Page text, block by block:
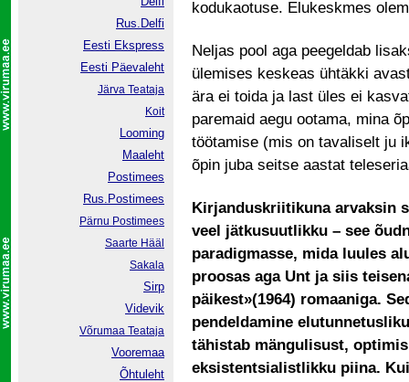
kodukaotuse. Elukeskmes
Neljas pool aga peegeldab
ülemises keskeas ühtäkki
ära ei toida ja last üles ei
paremaid aegu ootama, mina
töötamise (mis on tavaliselt ju
õpin juba seitse aastat
Kirjanduskriitikuna arvaksin
veel jätkusuutlikku – see
paradigmasse, mida luules
proosas aga Unt ja siis
päikest»(1964) romaaniga.
pendeldamine
tähistab mängulisust,
eksistentsialistlikku piina.
Rus.Delfi
Eesti Ekspress
Eesti Päevaleht
Järva Teataja
Koit
Looming
Maaleht
Postimees
Rus.Postimees
Pärnu Postimees
Saarte Hääl
Sakala
Sirp
Videvik
Võrumaa Teataja
Vooremaa
Õhtuleht